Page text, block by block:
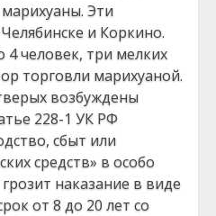
Эти
и Коркино.
4 человек, три мелких
торговли марихуаной.
возбуждены
228-1 УК РФ
сбыт или
средств» в особо
наказание в виде
от 8 до 20 лет со